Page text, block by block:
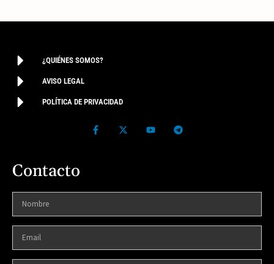
¿QUIÉNES SOMOS?
AVISO LEGAL
POLÍTICA DE PRIVACIDAD
Contacto